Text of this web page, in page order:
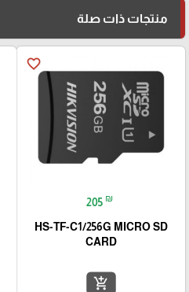
منتجات ذات صلة
favorite_border
205 ₪
HS-TF-C1/256G MICRO SD
CARD
add_shopping_cart